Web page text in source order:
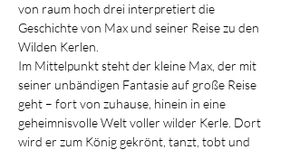
von raum hoch drei interpretiert die
Geschichte von Max und seiner Reise zu den
Wilden Kerlen.
Im Mittelpunkt steht der kleine Max, der mit
seiner unbändigen Fantasie auf große Reise
geht – fort von zuhause, hinein in eine
geheimnisvolle Welt voller wilder Kerle. Dort
wird er zum König gekrönt, tanzt, tobt und